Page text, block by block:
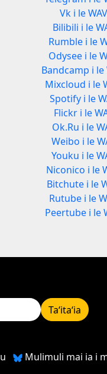
Vk i le WAV
Bilibili i le
Rumble i le
Odysee i le
Bandcamp i le
Mixcloud i le
Spotify i le
Flickr i le
Ok.Ru i le
Weibo i le
Youku i le
Niconico i le
Bitchute i le
Rutube i le
Peertube i le
Taʻitaʻia
Mulimuli mai ia i